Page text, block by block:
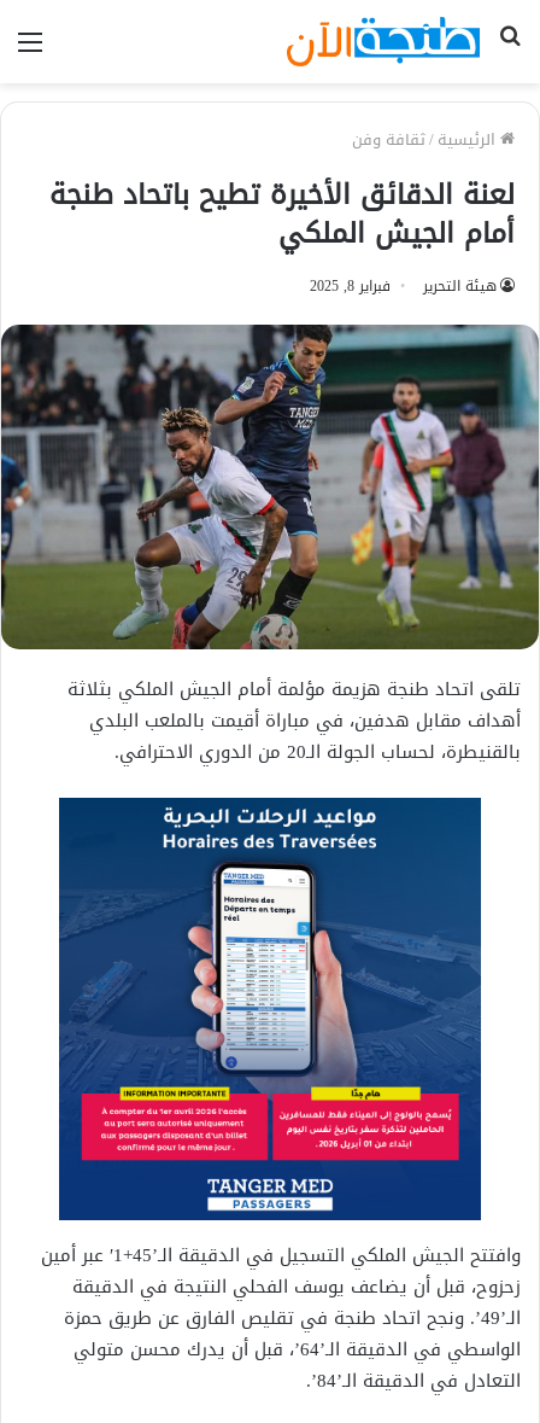
بحث
الرئيسية/ثقافة وفن
لعنة الدقائق الأخيرة تطيح باتحاد طنجة
أمام الجيش الملكي
هيئة التحرير فبراير 8, 2025
تلقى اتحاد طنجة هزيمة مؤلمة أمام الجيش الملكي بثلاثة
أهداف مقابل هدفين، في مباراة أقيمت بالملعب البلدي
بالقنيطرة، لحساب الجولة الـ20 من الدوري الاحترافي.
وافتتح الجيش الملكي التسجيل في الدقيقة الـ’45+1′ عبر أمين
زحزوح، قبل أن يضاعف يوسف الفحلي النتيجة في الدقيقة
الـ’49’. ونجح اتحاد طنجة في تقليص الفارق عن طريق حمزة
الواسطي في الدقيقة الـ’64’، قبل أن يدرك محسن متولي
التعادل في الدقيقة الـ’84’.